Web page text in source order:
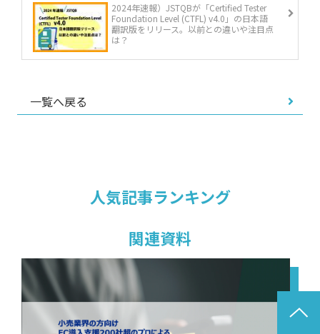
2024年速報）JSTQBが「Certified Tester
Foundation Level (CTFL) v4.0」の日本語
翻訳版をリリース。以前との違いや注目点
は？
一覧へ戻る
人気記事ランキング
関連資料